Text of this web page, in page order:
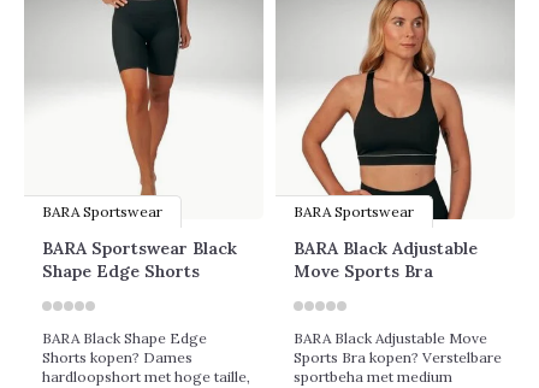
BARA Sportswear
BARA Sportswear Black
Shape Edge Shorts
BARA Black Shape Edge
Shorts kopen? Dames
hardloopshort met hoge taille,
BARA Sportswear
BARA Black Adjustable
Move Sports Bra
BARA Black Adjustable Move
Sports Bra kopen? Verstelbare
sportbeha met medium